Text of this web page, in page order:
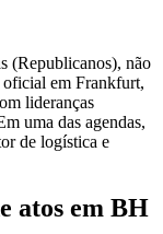
(Republicanos), não
oficial em Frankfurt,
lideranças
uma das agendas,
de logística e
atos em BH